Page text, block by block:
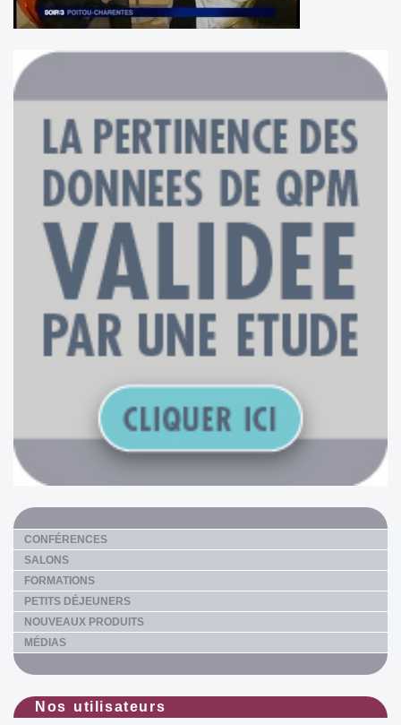
CONFÉRENCES
SALONS
FORMATIONS
PETITS DÉJEUNERS
NOUVEAUX PRODUITS
MÉDIAS
Nos utilisateurs